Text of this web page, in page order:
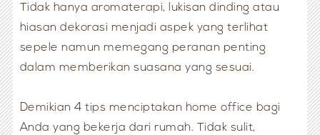
Tidak hanya aromaterapi, lukisan dinding atau
hiasan dekorasi menjadi aspek yang terlihat
sepele namun memegang peranan penting
dalam memberikan suasana yang sesuai.
Demikian 4 tips menciptakan home office bagi
Anda yang bekerja dari rumah. Tidak sulit,